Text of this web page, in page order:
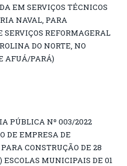
EM SERVIÇOS TÉCNICOS
NAVAL, PARA
SERVIÇOS REFORMAGERAL
DO NORTE, NO
AFUÁ/PARÁ)
PÚBLICA Nº 003/2022
DE EMPRESA DE
CONSTRUÇÃO DE 28
ESCOLAS MUNICIPAIS DE 01